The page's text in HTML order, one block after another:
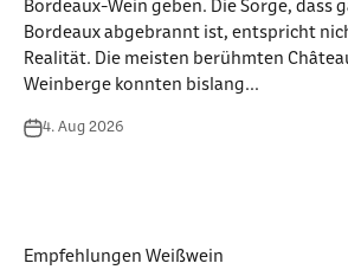
Bordeaux-Wein geben. Die Sorge, dass
Bordeaux abgebrannt ist, entspricht
Realität. Die meisten berühmten
Weinberge konnten bislang...
4. Aug 2026
Empfehlungen Weißwein